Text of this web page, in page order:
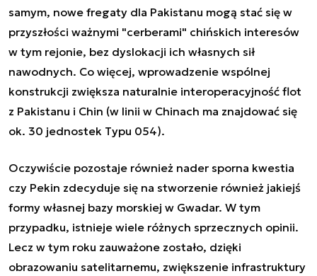
samym, nowe fregaty dla Pakistanu mogą stać się w
przyszłości ważnymi "cerberami" chińskich interesów
w tym rejonie, bez dyslokacji ich własnych sił
nawodnych. Co więcej, wprowadzenie wspólnej
konstrukcji zwiększa naturalnie interoperacyjność flot
z Pakistanu i Chin (w linii w Chinach ma znajdować się
ok. 30 jednostek Typu 054).
Oczywiście pozostaje również nader sporna kwestia
czy Pekin zdecyduje się na stworzenie również jakiejś
formy własnej bazy morskiej w Gwadar. W tym
przypadku, istnieje wiele różnych sprzecznych opinii.
Lecz w tym roku zauważone zostało, dzięki
obrazowaniu satelitarnemu, zwiększenie infrastruktury